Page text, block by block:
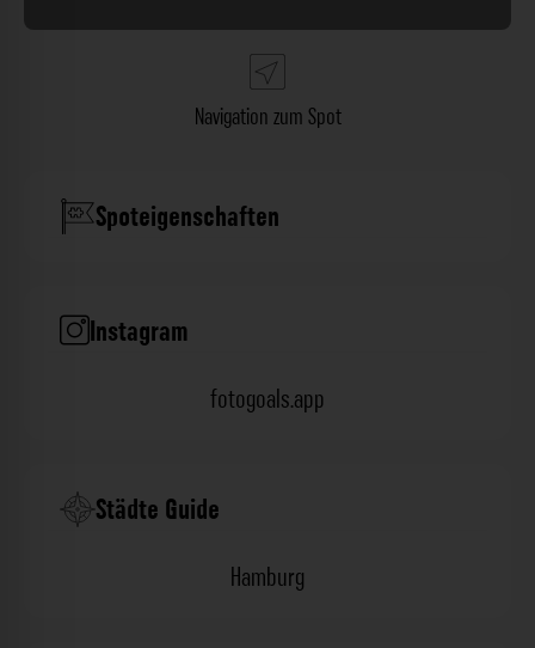
Navigation zum Spot
Spoteigenschaften
Instagram
fotogoals.app
Städte Guide
Hamburg